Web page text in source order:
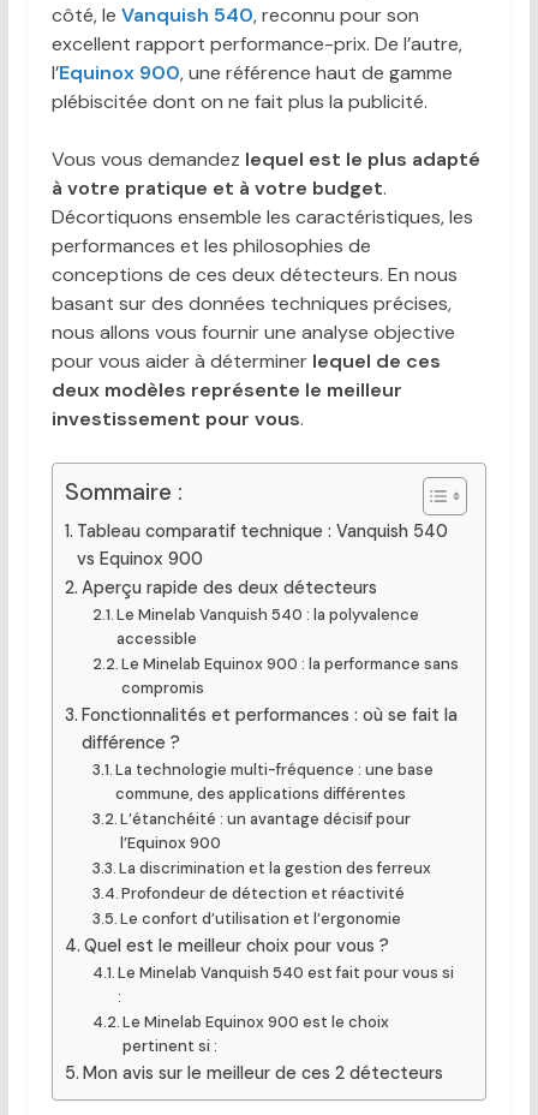
côté, le Vanquish 540, reconnu pour son
excellent rapport performance-prix. De l’autre,
l’Equinox 900, une référence haut de gamme
plébiscitée dont on ne fait plus la publicité.
Vous vous demandez lequel est le plus adapté
à votre pratique et à votre budget.
Décortiquons ensemble les caractéristiques, les
performances et les philosophies de
conceptions de ces deux détecteurs. En nous
basant sur des données techniques précises,
nous allons vous fournir une analyse objective
pour vous aider à déterminer lequel de ces
deux modèles représente le meilleur
investissement pour vous.
Sommaire :
Tableau comparatif technique : Vanquish 540
vs Equinox 900
Aperçu rapide des deux détecteurs
Le Minelab Vanquish 540 : la polyvalence
accessible
Le Minelab Equinox 900 : la performance sans
compromis
Fonctionnalités et performances : où se fait la
différence ?
La technologie multi-fréquence : une base
commune, des applications différentes
L’étanchéité : un avantage décisif pour
l’Equinox 900
La discrimination et la gestion des ferreux
Profondeur de détection et réactivité
Le confort d’utilisation et l’ergonomie
Quel est le meilleur choix pour vous ?
Le Minelab Vanquish 540 est fait pour vous si
:
Le Minelab Equinox 900 est le choix
pertinent si :
Mon avis sur le meilleur de ces 2 détecteurs